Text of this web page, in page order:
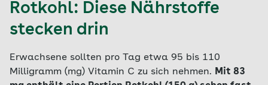
Rotkohl: Diese Nährstoffe
stecken drin
Erwachsene sollten pro Tag etwa 95 bis 110
Milligramm (mg) Vitamin C zu sich nehmen. Mit 83